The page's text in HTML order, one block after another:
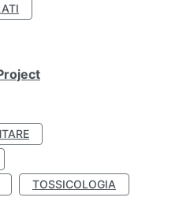
TOSSICOLOGIA